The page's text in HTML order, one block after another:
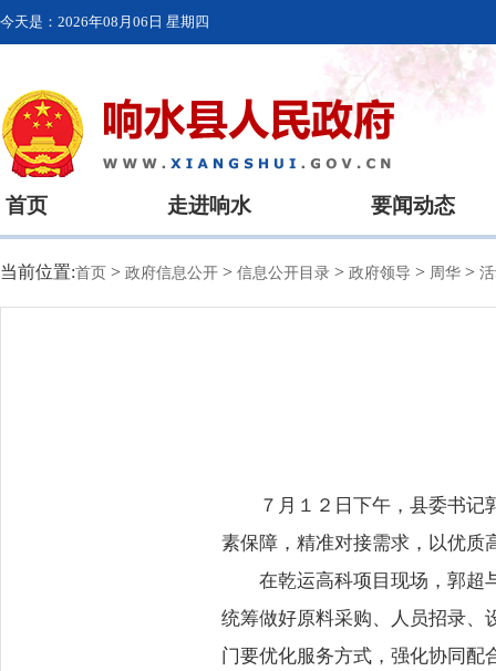
今天是： 2026年08月06日 星期四
首页 走进响水 要闻动态
当前位置:首页 > 政府信息公开 > 信息公开目录 > 政府领导 > 周华 >
７月１２日下午，县委书
素保障，精准对接需求，以优质
在乾运高科项目现场，郭超
统筹做好原料采购、人员招录、
门要优化服务方式，强化协同配